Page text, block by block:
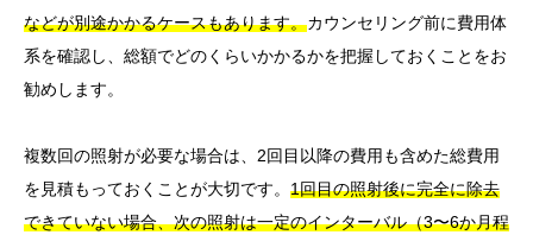
などが別途かかるケースもあります。カウンセリング前に費用体
系を確認し、総額でどのくらいかかるかを把握しておくことをお
勧めします。
複数回の照射が必要な場合は、2回目以降の費用も含めた総費用
を見積もっておくことが大切です。 1回目の照射後に完全に除去
できていない場合、次の照射は一定のインターバル（3〜6か月程